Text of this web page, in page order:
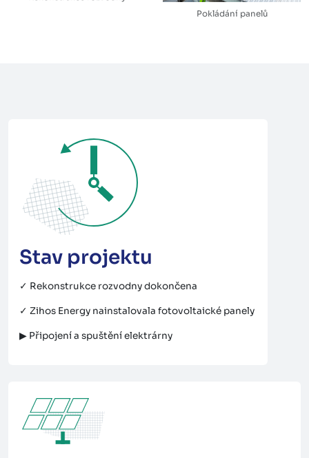
Pokládání panelů
Stav projektu
✓ Rekonstrukce rozvodny dokončena
✓ Zihos Energy nainstalovala fotovoltaické panely
▶ Připojení a spuštění elektrárny